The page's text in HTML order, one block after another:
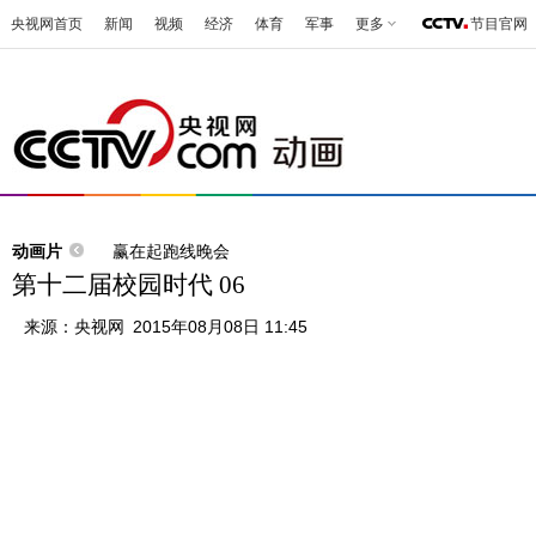
央视网首页 新闻 视频 经济 体育 军事 更多 节目官网
动画片 赢在起跑线晚会
第十二届校园时代 06
来源： 央视网 2015年08月08日 11:45